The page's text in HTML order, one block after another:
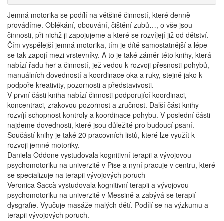
Jemná motorika se podílí na většině činností, které denně
provádíme. Oblékání, obouvání, čištění zubů…, o vše jsou
činnosti, při nichž ji zapojujeme a které se rozvíjejí již od dětství.
Čím vyspělejší jemná motorika, tím je dítě samostatnější a lépe
se tak zapojí mezi vrstevníky. A to je také záměr této knihy, která
nabízí řadu her a činností, jež vedou k rozvoji přesnosti pohybů,
manuálních dovedností a koordinace oka a ruky, stejně jako k
podpoře kreativity, pozornosti a představivosti.
V první části kniha nabízí činnosti podporující koordinaci,
koncentraci, zrakovou pozornost a zručnost. Další část knihy
rozvíjí schopnost kontroly a koordinace pohybu. V poslední části
najdeme dovednosti, které jsou důležité pro budoucí psaní.
Součástí knihy je také 20 pracovních listů, které lze využít k
rozvoji jemné motoriky.
Daniela Oddone vystudovala kognitivní terapii a vývojovou
psychomotoriku na univerzitě v Pise a nyní pracuje v centru, které
se specializuje na terapii vývojových poruch
Veronica Saccà vystudovala kognitivní terapii a vývojovou
psychomotoriku na univerzitě v Messině a zabývá se terapií
dysgrafie. Vyučuje masáže malých dětí. Podílí se na výzkumu a
terapii vývojových poruch.